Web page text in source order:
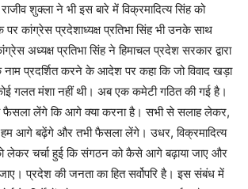
शुक्ला ने भी इस बारे में विक्रमादित्य सिंह को
कांग्रेस प्रदेशाध्यक्ष प्रतिभा सिंह भी उनके साथ
अध्यक्ष प्रतिभा सिंह ने हिमाचल प्रदेश सरकार द्वारा
नाम प्रदर्शित करने के आदेश पर कहा कि जो विवाद खड़ा
गलत मंशा नहीं थी। अब एक कमेटी गठित की गई है।
फैसला लेंगे कि आगे क्या करना है। सभी से सलाह लेकर,
आगे बढ़ेंगे और तभी फैसला लेंगे। उधर, विक्रमादित्य
लेकर चर्चा हुई कि संगठन को कैसे आगे बढ़ाया जाए और
प्रदेश की जनता का हित सर्वोपरि है। इस संबंध में